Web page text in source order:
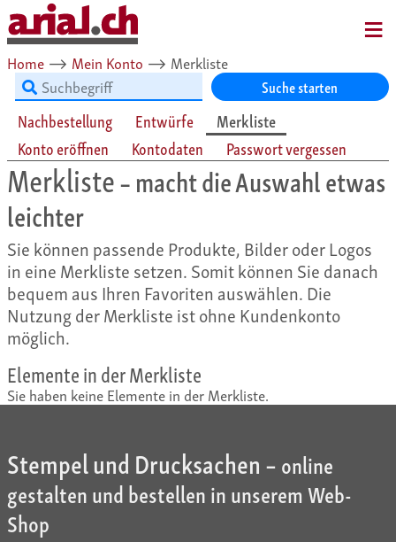
Home ⟶ Mein Konto ⟶ Merkliste
Suche starten
Nachbestellung Entwürfe
Merkliste
Konto eröffnen
Kontodaten Passwort vergessen
Merkliste– macht die Auswahl etwas
leichter
Sie können passende Produkte, Bilder oder Logos
in eine Merkliste setzen. Somit können Sie danach
bequem aus Ihren Favoriten auswählen. Die
Nutzung der Merkliste ist ohne Kundenkonto
möglich.
Elemente in der Merkliste
Sie haben keine Elemente in der Merkliste.
Stempel und Drucksachen –online
gestalten und bestellen in unserem Web-
Shop